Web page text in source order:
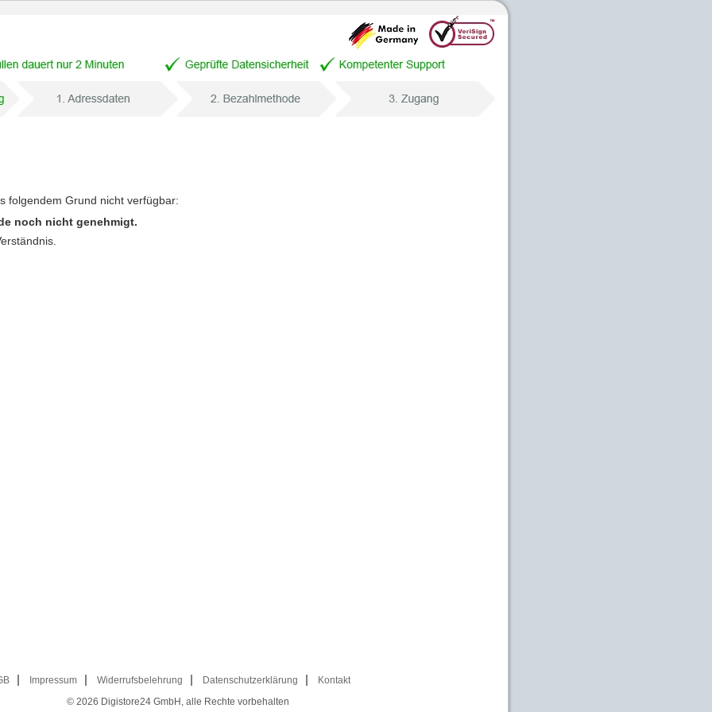
folgendem Grund nicht verfügbar:
noch nicht genehmigt.
Impressum Widerrufsbelehrung Datenschutzerklärung
Kontakt
© 2026 Digistore24 GmbH, alle Rechte vorbehalten